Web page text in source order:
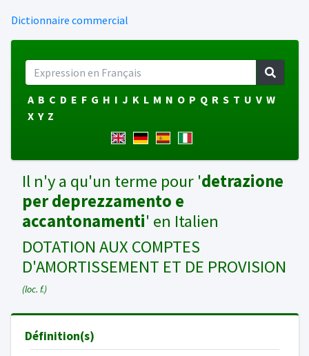
Dictionnaire commercial
A B C D E F G H I J K L M N O P Q R S T U V W
X Y Z
Il n'y a qu'un terme pour 'detrazione
per deprezzamento e
accantonamenti' en Italien
DOTATION AUX COMPTES
D'AMORTISSEMENT ET DE PROVISION
(loc. f.)
Définition(s)